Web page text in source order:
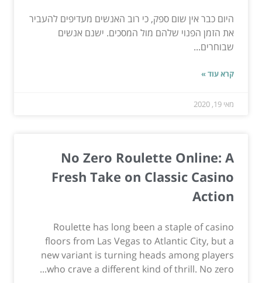
היום כבר אין שום ספק, כי רוב האנשים מעדיפים להעביר
את הזמן הפנוי שלהם מול המסכים. ישנם אנשים
שבוחרים...
קרא עוד »
מאי 19, 2020
No Zero Roulette Online: A
Fresh Take on Classic Casino
Action
Roulette has long been a staple of casino
floors from Las Vegas to Atlantic City, but a
new variant is turning heads among players
who crave a different kind of thrill. No zero...